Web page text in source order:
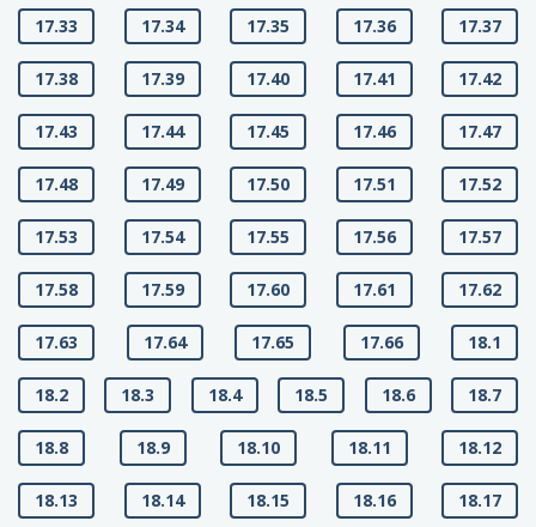
17.33 17.34 17.35 17.36 17.37
17.38 17.39 17.40 17.41 17.42
17.43 17.44 17.45 17.46 17.47
17.48 17.49 17.50 17.51 17.52
17.53 17.54 17.55 17.56 17.57
17.58 17.59 17.60 17.61 17.62
17.63 17.64 17.65 17.66 18.1
18.2 18.3 18.4 18.5 18.6 18.7
18.8 18.9 18.10 18.11 18.12
18.13 18.14 18.15 18.16 18.17